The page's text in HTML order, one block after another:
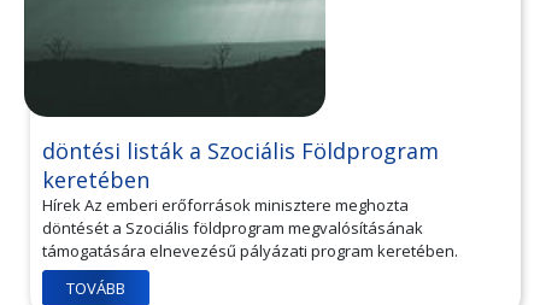
döntési listák a Szociális Földprogram
keretében
Hírek Az emberi erőforrások minisztere meghozta
döntését a Szociális földprogram megvalósításának
támogatására elnevezésű pályázati program keretében.
TOVÁBB